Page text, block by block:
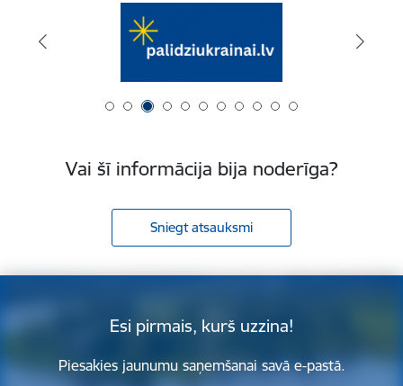
Vai šī informācija bija noderīga?
Sniegt atsauksmi
Esi pirmais, kurš uzzina!
Piesakies jaunumu saņemšanai savā e-pastā.